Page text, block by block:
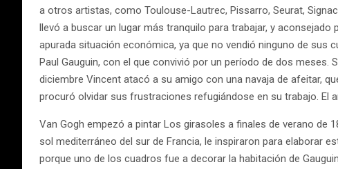
a otros artistas, como Toulouse-Lautrec, Pissarro, Seurat,
llevó a buscar un lugar más tranquilo para trabajar, y
apurada situación económica, ya que no vendió ninguno de
Paul Gauguin, con el que convivió por un período de dos
diciembre Vincent atacó a su amigo con una navaja de afeitar,
procuró olvidar sus frustraciones refugiándose en su trabajo. El
Van Gogh empezó a pintar Los girasoles a finales de verano de
sol mediterráneo del sur de Francia, le inspiraron para elaborar
porque uno de los cuadros fue a decorar la habitación de